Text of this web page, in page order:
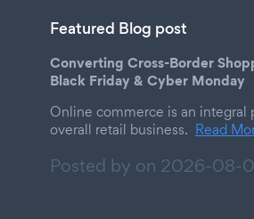
Featured Blog post
Converting Cross-Border
Black Friday & Cyber Monday
Online commerce is an integral
overall retail business. Read
Posted by on 2026-08-